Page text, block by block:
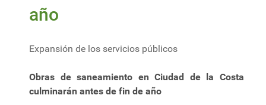
año
Expansión de los servicios públicos
Obras de saneamiento en Ciudad de la Costa
culminarán antes de fin de año